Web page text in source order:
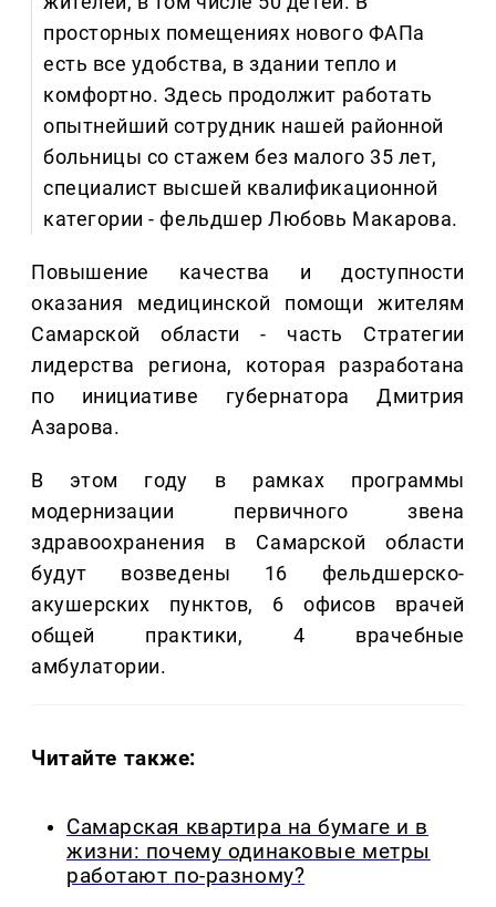
просторных помещениях нового ФАПа
есть все удобства, в здании тепло и
комфортно. Здесь продолжит работать
опытнейший сотрудник нашей районной
больницы со стажем без малого 35 лет,
специалист высшей квалификационной
категории - фельдшер Любовь Макарова.
Повышение качества и доступности
оказания медицинской помощи жителям
Самарской области - часть Стратегии
лидерства региона, которая разработана
по инициативе губернатора Дмитрия
Азарова.
В этом году в рамках программы
модернизации первичного звена
здравоохранения в Самарской области
будут возведены 16 фельдшерско-
акушерских пунктов, 6 офисов врачей
общей практики, 4 врачебные
амбулатории.
Читайте также:
Самарская квартира на бумаге и в
жизни: почему одинаковые метры
работают по-разному?